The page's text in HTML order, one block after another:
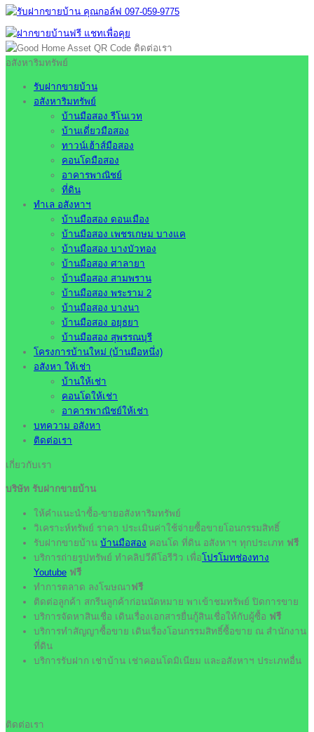
อสังหาริมทรัพย์
รับฝากขายบ้าน
อสังหาริมทรัพย์
บ้านมือสอง รีโนเวท
บ้านเดี่ยวมือสอง
ทาวน์เฮ้าส์มือสอง
คอนโดมือสอง
อาคารพาณิชย์
ที่ดิน
ทำเล อสังหาฯ
บ้านมือสอง ดอนเมือง
บ้านมือสอง เพชรเกษม บางแค
บ้านมือสอง บางบัวทอง
บ้านมือสอง ศาลายา
บ้านมือสอง สามพราน
บ้านมือสอง พระราม 2
บ้านมือสอง บางนา
บ้านมือสอง อยุธยา
บ้านมือสอง สุพรรณบุรี
โครงการบ้านใหม่ (บ้านมือหนึ่ง)
อสังหา ให้เช่า
บ้านให้เช่า
คอนโดให้เช่า
อาคารพาณิชย์ให้เช่า
บทความ อสังหา
ติดต่อเรา
เกี่ยวกับเรา
บริษัท รับฝากขายบ้าน
ให้คำแนะนำซื้อ-ขายอสังหาริมทรัพย์
วิเคราะห์ทรัพย์ ราคา ประเมินค่าใช้จ่ายซื้อขายโอนกรรมสิทธิ์
รับฝากขายบ้าน บ้านมือสอง คอนโด ที่ดิน อสังหาฯ ทุกประเภท ฟรี
บริการถ่ายรูปทรัพย์ ทำคลิปวีดีโอรีวิว เพื่อโปรโมทช่องทาง
Youtube ฟรี
ทำการตลาด ลงโฆษณาฟรี
ติดต่อลูกค้า สกรีนลูกค้าก่อนนัดหมาย พาเข้าชมทรัพย์ ปิดการขาย
บริการจัดหาสินเชื่อ เดินเรื่องเอกสารยื่นกู้สินเชื่อให้กับผู้ซื้อ ฟรี
บริการทำสัญญาซื้อขาย เดินเรื่องโอนกรรมสิทธิ์ซื้อขาย ณ สำนักงาน
ที่ดิน
บริการรับฝาก เช่าบ้าน เช่าคอนโดมิเนียม และอสังหาฯ ประเภทอื่น
ติดต่อเรา